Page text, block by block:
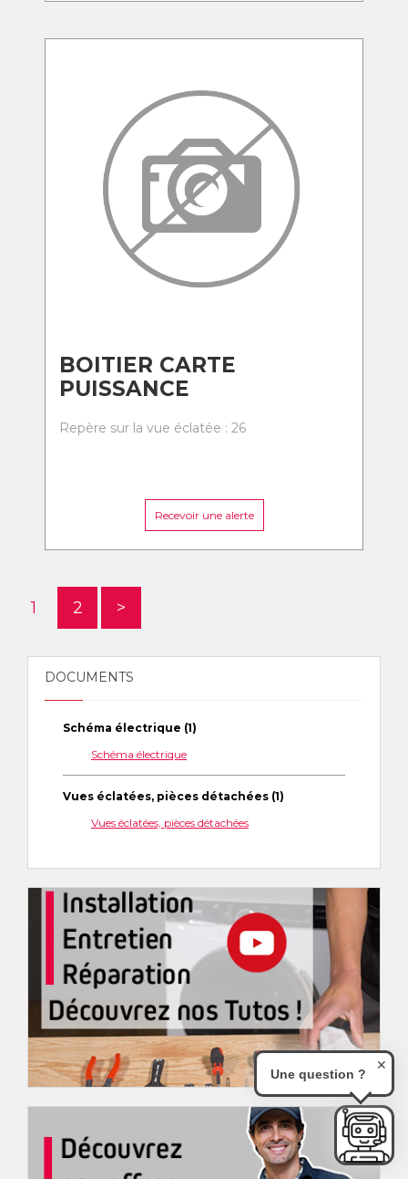
BOITIER CARTE
PUISSANCE
Repère sur la vue éclatée : 26
Recevoir une alerte
1 2 >
DOCUMENTS
Schéma électrique (1)
Schéma électrique
Vues éclatées, pièces détachées (1)
Vues éclatées, pièces détachées
Une question ?
✕